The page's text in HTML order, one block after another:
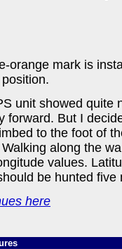
orange mark is
unit showed quite
forward. But I
to the foot of
along the
values.
be hunted five
here